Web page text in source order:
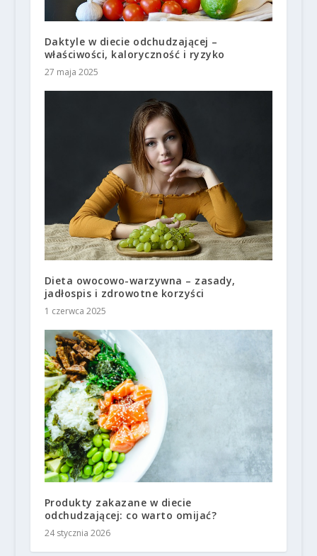
Daktyle w diecie odchudzającej –
właściwości, kaloryczność i ryzyko
27 maja 2025
Dieta owocowo-warzywna – zasady,
jadłospis i zdrowotne korzyści
1 czerwca 2025
Produkty zakazane w diecie
odchudzającej: co warto omijać?
24 stycznia 2026